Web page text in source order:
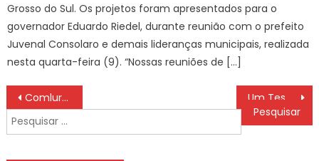
Grosso do Sul. Os projetos foram apresentados para o
governador Eduardo Riedel, durante reunião com o prefeito
Juvenal Consolaro e demais lideranças municipais, realizada
nesta quarta-feira (9). “Nossas reuniões de […]
Navegação
de
Post
Comlurb prepara megaoperação de limpeza com 6.600 garis para Sambódromo, Intendente e Carnaval de rua – Prefeitura da Cidade do Rio de Janeiro
Pesquisar
por: